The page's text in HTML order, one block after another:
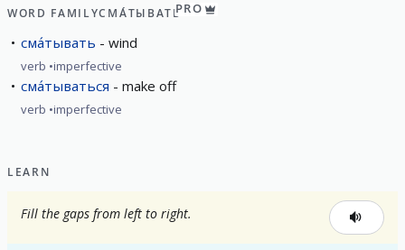
WORD FAMILYСМА́ТЫВАТЬPRO
сма́тывать wind
verb imperfective
сма́тываться make off
verb imperfective
LEARN
Fill the gaps from left to right.